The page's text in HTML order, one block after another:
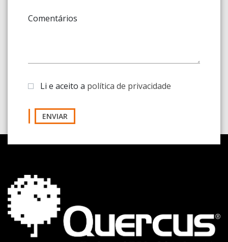
Comentários
Li e aceito a política de privacidade
ENVIAR